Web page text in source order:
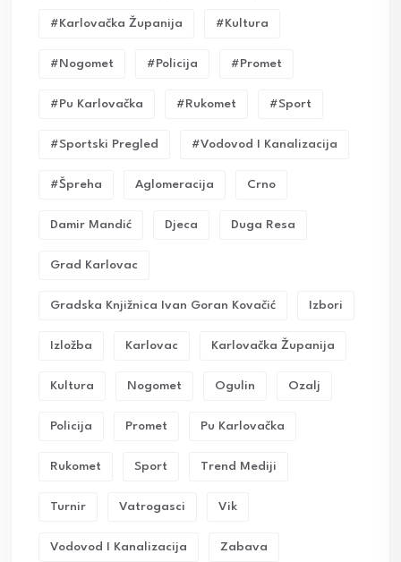
#karlovačka Županija #kultura
#nogomet #policija #promet
#pu Karlovačka #rukomet #sport
#sportski Pregled #vodovod I Kanalizacija
#Špreha Aglomeracija Crno
Damir Mandić Djeca Duga Resa
Grad Karlovac
Gradska Knjižnica Ivan Goran Kovačić Izbori
Izložba Karlovac Karlovačka Županija
Kultura Nogomet Ogulin Ozalj
Policija Promet Pu Karlovačka
Rukomet Sport Trend Mediji
Turnir Vatrogasci Vik
Vodovod I Kanalizacija Zabava